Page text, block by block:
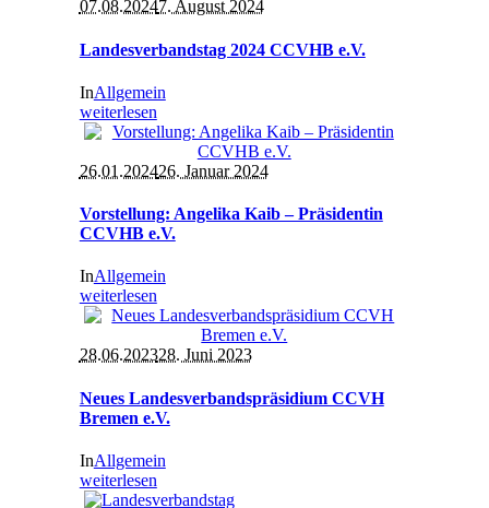
07.08.20247. August 2024
Landesverbandstag 2024 CCVHB e.V.
InAllgemein
weiterlesen
26.01.202426. Januar 2024
Vorstellung: Angelika Kaib – Präsidentin
CCVHB e.V.
InAllgemein
weiterlesen
28.06.202328. Juni 2023
Neues Landesverbandspräsidium CCVH
Bremen e.V.
InAllgemein
weiterlesen